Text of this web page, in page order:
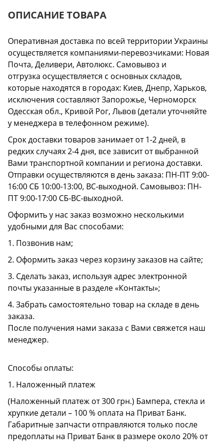
ОПИСАНИЕ ТОВАРА
Оперативная доставка по всей территории Украины
осуществляется компаниями-перевозчиками: Новая
Почта, Деливери, Автолюкс. Самовывоз и
отгрузка осуществляется с основных складов,
которые находятся в городах: Киев, Днепр, Харьков,
исключения составляют Запорожье, Черноморск
Одесская обл., Кривой Рог, Львов (детали уточняйте
у менеджера в телефонном режиме).
Срок доставки товаров занимает от 1-2 дней, в
редких случаях 2-4 дня, все зависит от выбранной
Вами транспортной компании и региона доставки.
Отправки осуществляются в день заказа: ПН-ПТ 9:00-
16:00 СБ 10:00-13:00, ВС-выходной. Самовывоз: ПН-
ПТ 9:00-17:00 СБ-ВС-выходной.
Оформить у нас заказ возможно несколькими
удобными для Вас способами:
1. Позвонив нам;
2. Оформить заказ через корзину заказов на сайте;
3. Сделать заказ, используя адрес электронной
почты указанные в разделе «Контакты»;
4. Забрать самостоятельно товар на складе в день
заказа.
После получения нами заказа с Вами свяжется наш
менеджер.
Способы оплаты:
1. Наложенный платеж
(Наложенный платеж от 300 грн.) Бампера, стекла и
хрупкие детали – 100 % оплата на Приват Банк.
Габаритные запчасти отправляются только после
предоплаты на Приват Банк в размере около 20% от